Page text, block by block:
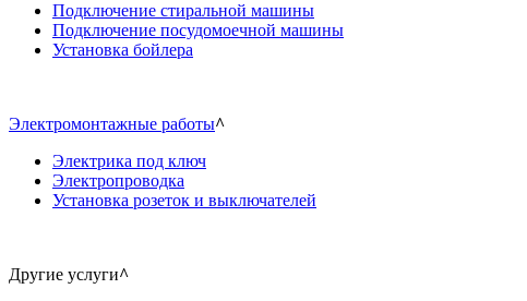
Подключение стиральной машины
Подключение посудомоечной машины
Установка бойлера
Электромонтажные работы^
Электрика под ключ
Электропроводка
Установка розеток и выключателей
Другие услуги^